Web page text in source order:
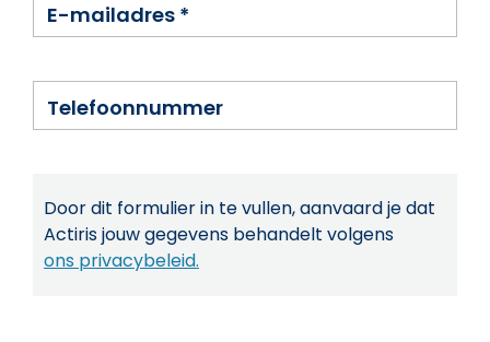
E-mailadres *
Telefoonnummer
Door dit formulier in te vullen, aanvaard je dat
Actiris jouw gegevens behandelt volgens
ons privacybeleid.